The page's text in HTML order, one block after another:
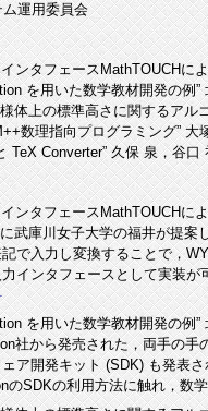
運用委員会
ンタフェースMathTOUCHに
を用いた数学教材開発の例
体上の標準高さに関するアル
数理指向プログラミング”
TeX Converter” 久保 泉，谷口
ンタフェースMathTOUCHに
庫川女子大学の福井が提案
で入力し変換することで，
インタフェースとして実装
を用いた数学教材開発の例
から発売された，両手の手
ア開発キット (SDK) も発表
のSDKの利用方法に触れ，数